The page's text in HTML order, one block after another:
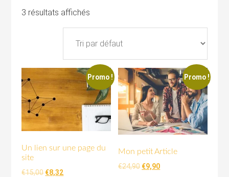
3 résultats affichés
Promo !
Un lien sur une page du
site
€15,00 Le
€8,32
Promo !
Mon petit Article
€24,90 Le
€9,90Le